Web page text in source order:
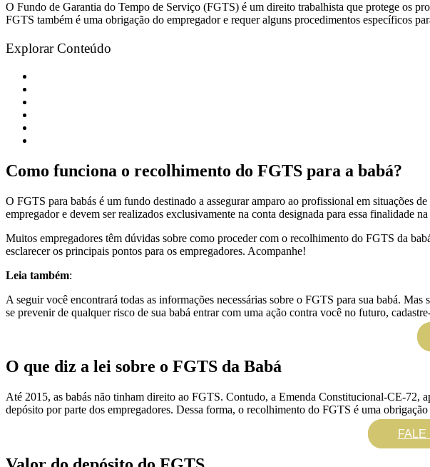
O Fundo de Garantia do Tempo de Serviço (FGTS) é um direito trabalhista que protege os
FGTS também é uma obrigação do empregador e requer alguns procedimentos específicos
Explorar Conteúdo
Como funciona o recolhimento do FGTS para a babá?
O FGTS para babás é um fundo destinado a assegurar amparo ao profissional em situações
empregador e devem ser realizados exclusivamente na conta designada para essa finalidade
Muitos empregadores têm dúvidas sobre como proceder com o recolhimento do FGTS da
esclarecer os principais pontos para os empregadores. Acompanhe!
Leia também:
A seguir você encontrará todas as informações necessárias sobre o FGTS para sua babá.
se prevenir de qualquer risco de sua babá entrar com uma ação contra você no futuro,
O que diz a lei sobre o FGTS da Babá
Até 2015, as babás não tinham direito ao FGTS. Contudo, a Emenda Constitucional-CE-72,
depósito por parte dos empregadores. Dessa forma, o recolhimento do FGTS é uma
FALE